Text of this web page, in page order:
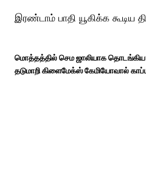
இரண்டாம் பாதி யூகிக்க கூடிய
மொத்தத்தில் செம ஜாலியாக
தடுமாறி கிளைமேக்ஸ் கேமியோவால்